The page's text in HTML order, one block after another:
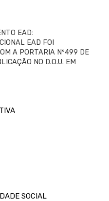
EAD:
EAD FOI
A PORTARIA Nº499 DE
NO D.O.U. EM
SOCIAL